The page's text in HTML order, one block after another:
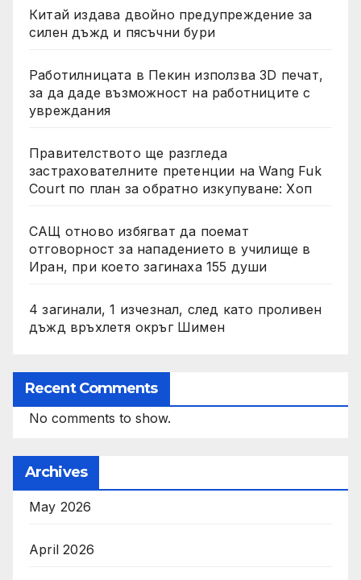
Китай издава двойно предупреждение за
силен дъжд и пясъчни бури
Работилницата в Пекин използва 3D печат,
за да даде възможност на работниците с
увреждания
Правителството ще разгледа
застрахователните претенции на Wang Fuk
Court по план за обратно изкупуване: Хоп
САЩ отново избягват да поемат
отговорност за нападението в училище в
Иран, при което загинаха 155 души
4 загинали, 1 изчезнал, след като проливен
дъжд връхлетя окръг Шимен
Recent Comments
No comments to show.
Archives
May 2026
April 2026